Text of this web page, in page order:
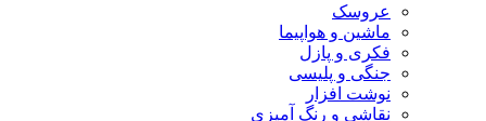
عروسک
ماشین و هواپیما
فکری و پازل
جنگی و پلیسی
نوشت افزار
نقاشی و رنگ آمیزی